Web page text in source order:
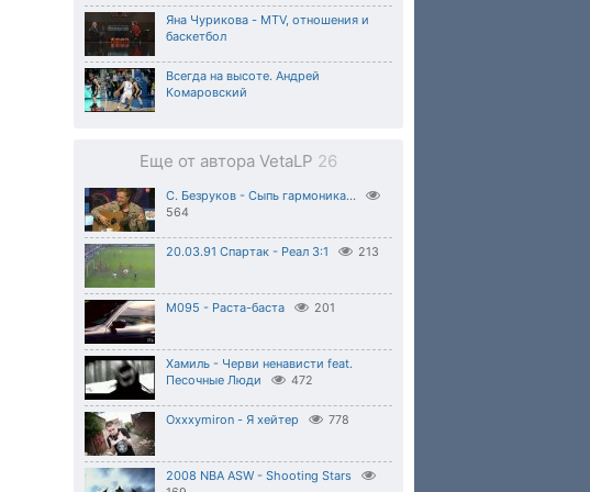
Яна Чурикова - MTV, отношения и
баскетбол
Всегда на высоте. Андрей
Комаровский
Еще от автора VetaLP 26
С. Безруков - Сыпь гармоника...
564
20.03.91 Спартак - Реал 3:1 213
M095 - Раста-баста 201
Хамиль - Черви ненависти feat.
Песочные Люди
472
Oxxxymiron - Я хейтер 778
2008 NBA ASW - Shooting Stars